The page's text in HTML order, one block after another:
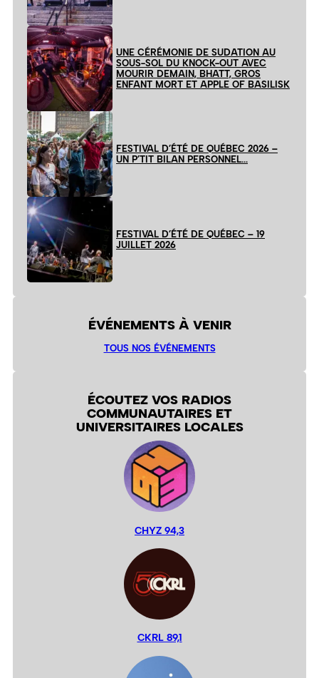
UNE CÉRÉMONIE DE SUDATION AU
SOUS-SOL DU KNOCK-OUT AVEC
MOURIR DEMAIN, BHATT, GROS
ENFANT MORT ET APPLE OF BASILISK
FESTIVAL D’ÉTÉ DE QUÉBEC 2026 –
UN P’TIT BILAN PERSONNEL…
FESTIVAL D’ÉTÉ DE QUÉBEC – 19
JUILLET 2026
ÉVÉNEMENTS À VENIR
TOUS NOS ÉVÉNEMENTS
ÉCOUTEZ VOS RADIOS
COMMUNAUTAIRES ET
UNIVERSITAIRES LOCALES
CHYZ 94,3
CKRL 89,1